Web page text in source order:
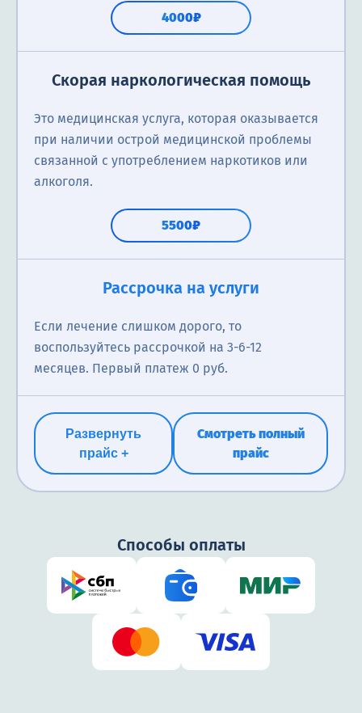
4000₽
Скорая наркологическая помощь
Это медицинская услуга, которая оказывается
при наличии острой медицинской проблемы
связанной с употреблением наркотиков или
алкоголя.
5500₽
Рассрочка на услуги
Если лечение слишком дорого, то
воспользуйтесь рассрочкой на 3-6-12
месяцев. Первый платеж 0 руб.
Развернуть
прайс +
Смотреть полный
прайс
Способы оплаты